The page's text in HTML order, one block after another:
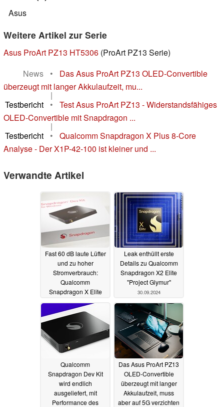
Asus
Weitere Artikel zur Serie
Asus ProArt PZ13 HT5306 (ProArt PZ13 Serie)
News
•
Das Asus ProArt PZ13 OLED-Convertible
überzeugt mit langer Akkulaufzeit, mu...
|
Testbericht
•
Test Asus ProArt PZ13 - Widerstandsfähiges
OLED-Convertible mit Snapdragon ...
|
Testbericht
•
Qualcomm Snapdragon X Plus 8-Core
Analyse - Der X1P-42-100 ist kleiner und ...
Verwandte Artikel
Fast 60 dB laute Lüfter
und zu hoher
Stromverbrauch:
Qualcomm
Snapdragon X Elite
eingestampft18.10.2024
Leak enthüllt erste
Details zu Qualcomm
Snapdragon X2 Elite
"Project Glymur"
30.09.2024
Qualcomm
Snapdragon Dev Kit
wird endlich
ausgeliefert, mit
Performance des
Das Asus ProArt PZ13
OLED-Convertible
überzeugt mit langer
Akkulaufzeit, muss
aber auf 5G verzichten